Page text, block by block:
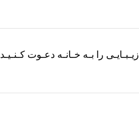
زیـبـایـی را بـه خـانـه دعـوت کـنـیـد